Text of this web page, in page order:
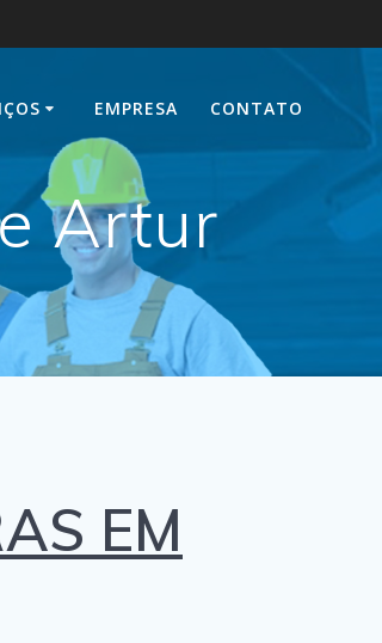
EMPRESA CONTATO
Artur
EM